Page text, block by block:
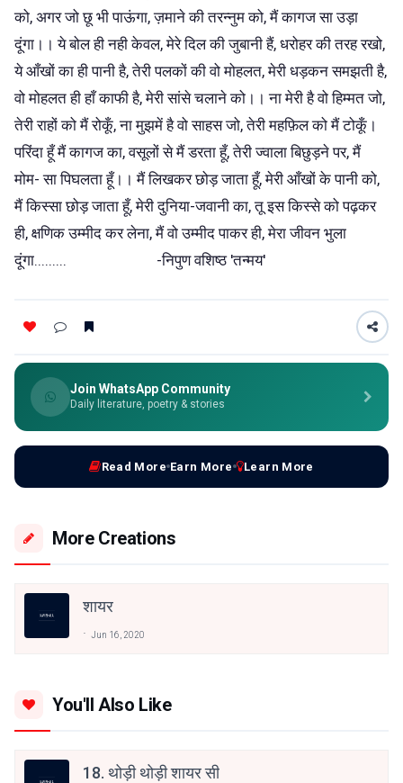
को, अगर जो छू भी पाऊंगा, ज़माने की तरन्नुम को, मैं कागज सा उड़ा
दूंगा।। ये बोल ही नही केवल, मेरे दिल की जुबानी हैं, धरोहर की तरह रखो,
ये आँखों का ही पानी है, तेरी पलकों की वो मोहलत, मेरी धड़कन समझती है,
वो मोहलत ही हाँ काफी है, मेरी सांसे चलाने को।। ना मेरी है वो हिम्मत जो,
तेरी राहों को मैं रोकूँ, ना मुझमें है वो साहस जो, तेरी महफ़िल को मैं टोकूँ।
परिंदा हूँ मैं कागज का, वसूलों से मैं डरता हूँ, तेरी ज्वाला बिछुड़ने पर, मैं
मोम- सा पिघलता हूँ।। मैं लिखकर छोड़ जाता हूँ, मेरी आँखों के पानी को,
मैं किस्सा छोड़ जाता हूँ, मेरी दुनिया-जवानी का, तू इस किस्से को पढ़कर
ही, क्षणिक उम्मीद कर लेना, मैं वो उम्मीद पाकर ही, मेरा जीवन भुला
दूंगा......... -निपुण वशिष्ठ 'तन्मय'
Join WhatsApp Community
Daily literature, poetry & stories
Read More Earn More Learn More
More Creations
शायर
Jun 16, 2020
You'll Also Like
18. थोड़ी थोड़ी शायर सी